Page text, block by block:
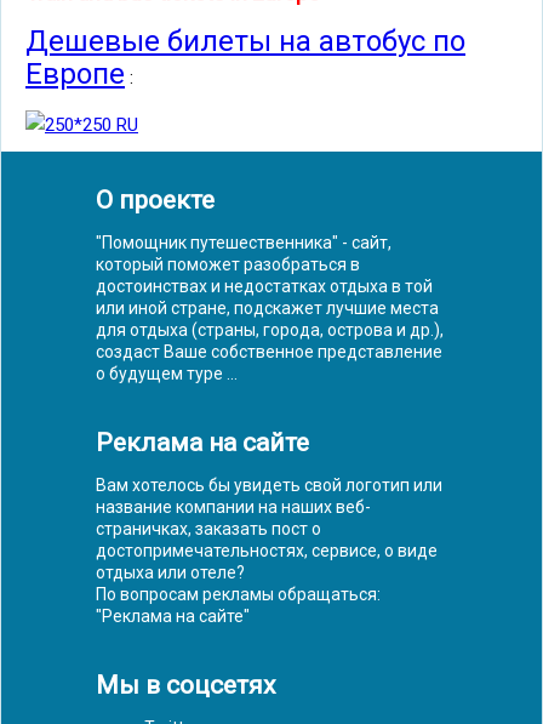
Дешевые билеты на автобус по
Европе :
О проекте
"Помощник путешественника" - сайт,
который поможет разобраться в
достоинствах и недостатках отдыха в той
или иной стране, подскажет лучшие места
для отдыха (страны, города, острова и др.),
создаст Ваше собственное представление
о будущем туре ...
Реклама на сайте
Вам хотелось бы увидеть свой логотип или
название компании на наших веб-
страничках, заказать пост о
достопримечательностях, сервисе, о виде
отдыха или отеле?
По вопросам рекламы обращаться:
"Реклама на сайте"
Мы в соцсетях